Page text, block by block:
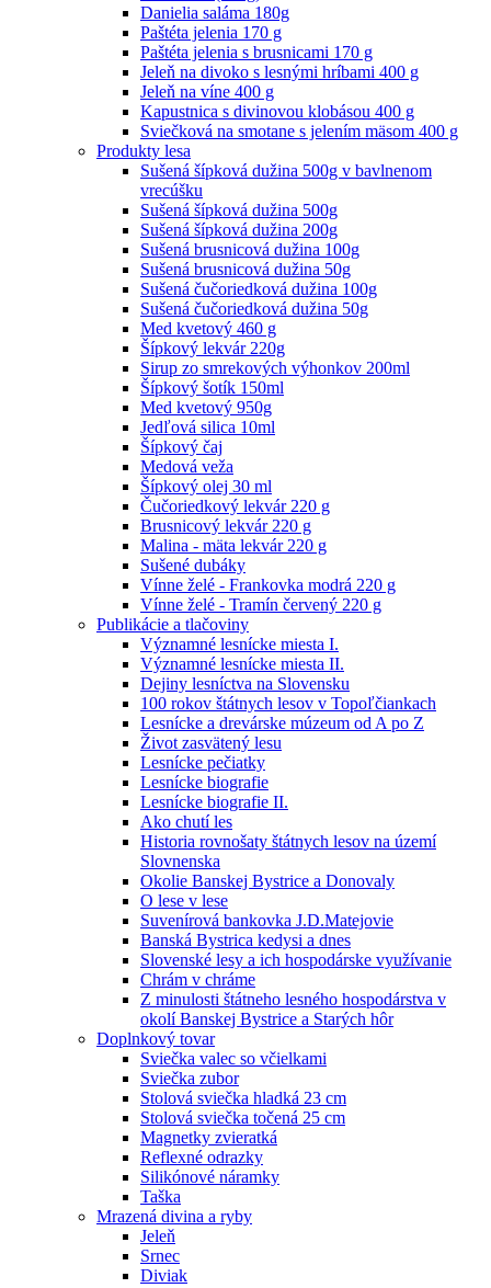
Danielia saláma 180g
Paštéta jelenia 170 g
Paštéta jelenia s brusnicami 170 g
Jeleň na divoko s lesnými hríbami 400 g
Jeleň na víne 400 g
Kapustnica s divinovou klobásou 400 g
Sviečková na smotane s jelením mäsom 400 g
Produkty lesa
Sušená šípková dužina 500g v bavlnenom
vrecúšku
Sušená šípková dužina 500g
Sušená šípková dužina 200g
Sušená brusnicová dužina 100g
Sušená brusnicová dužina 50g
Sušená čučoriedková dužina 100g
Sušená čučoriedková dužina 50g
Med kvetový 460 g
Šípkový lekvár 220g
Sirup zo smrekových výhonkov 200ml
Šípkový šotík 150ml
Med kvetový 950g
Jedľová silica 10ml
Šípkový čaj
Medová veža
Šípkový olej 30 ml
Čučoriedkový lekvár 220 g
Brusnicový lekvár 220 g
Malina - mäta lekvár 220 g
Sušené dubáky
Vínne želé - Frankovka modrá 220 g
Vínne želé - Tramín červený 220 g
Publikácie a tlačoviny
Významné lesnícke miesta I.
Významné lesnícke miesta II.
Dejiny lesníctva na Slovensku
100 rokov štátnych lesov v Topoľčiankach
Lesnícke a drevárske múzeum od A po Z
Život zasvätený lesu
Lesnícke pečiatky
Lesnícke biografie
Lesnícke biografie II.
Ako chutí les
Historia rovnošaty štátnych lesov na území
Slovnenska
Okolie Banskej Bystrice a Donovaly
O lese v lese
Suvenírová bankovka J.D.Matejovie
Banská Bystrica kedysi a dnes
Slovenské lesy a ich hospodárske využívanie
Chrám v chráme
Z minulosti štátneho lesného hospodárstva v
okolí Banskej Bystrice a Starých hôr
Doplnkový tovar
Sviečka valec so včielkami
Sviečka zubor
Stolová sviečka hladká 23 cm
Stolová sviečka točená 25 cm
Magnetky zvieratká
Reflexné odrazky
Silikónové náramky
Taška
Mrazená divina a ryby
Jeleň
Srnec
Diviak